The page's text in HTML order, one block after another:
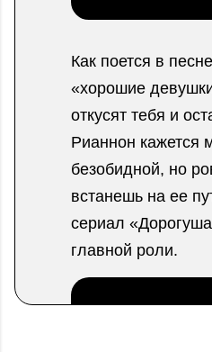
Как поется в
«хорошие
откусят тебя и
Рианнон кажется
безобидной, но
встанешь на ее
сериал
главной роли.
.